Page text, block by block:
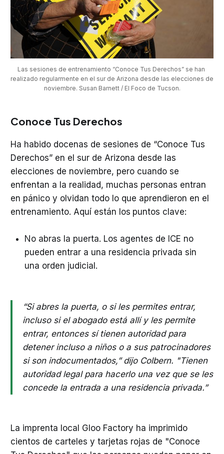
Las sesiones de entrenamiento “Conoce Tus Derechos” se han
realizado regularmente en el sur de Arizona desde las elecciones de
noviembre. Susan Barnett / El Foco de Tucson.
Conoce Tus Derechos
Ha habido docenas de sesiones de “Conoce Tus
Derechos” en el sur de Arizona desde las
elecciones de noviembre, pero cuando se
enfrentan a la realidad, muchas personas entran
en pánico y olvidan todo lo que aprendieron en el
entrenamiento. Aquí están los puntos clave:
No abras la puerta. Los agentes de ICE no
pueden entrar a una residencia privada sin
una orden judicial.
“Si abres la puerta, o si les permites entrar,
incluso si el abogado está allí y les permite
entrar, entonces sí tienen autoridad para
detener incluso a niños o a sus patrocinadores
si son indocumentados,” dijo Colbern. "Tienen
autoridad legal para hacerlo una vez que se les
concede la entrada a una residencia privada.”
La imprenta local Gloo Factory ha imprimido
cientos de carteles y tarjetas rojas de "Conoce